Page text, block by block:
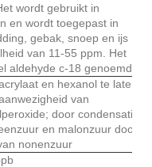
wordt gebruikt in
en wordt toegepast in
gebak, snoep en ijs
van 11-55 ppm. Het
aldehyde c-18 genoemd.
en hexanol te laten
van
door condensatie
en malonzuur door
nonenzuur